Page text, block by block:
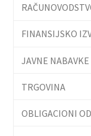
FINANSIJSKO
JAVNE NABAVKE
TRGOVINA
OBLIGACIONI